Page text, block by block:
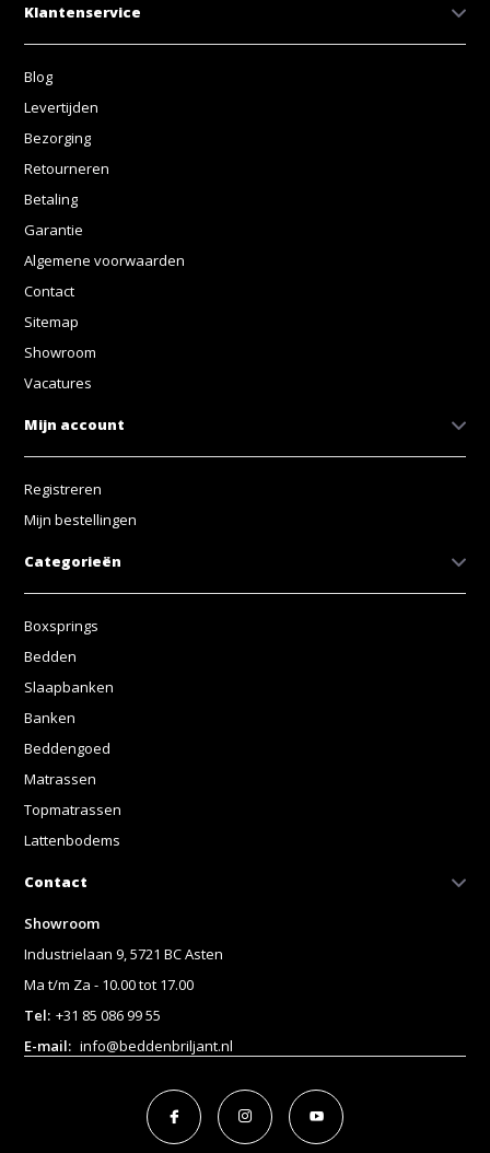
Klantenservice
Blog
Levertijden
Bezorging
Retourneren
Betaling
Garantie
Algemene voorwaarden
Contact
Sitemap
Showroom
Vacatures
Mijn account
Registreren
Mijn bestellingen
Categorieën
Boxsprings
Bedden
Slaapbanken
Banken
Beddengoed
Matrassen
Topmatrassen
Lattenbodems
Contact
Showroom
Industrielaan 9, 5721 BC Asten
Ma t/m Za - 10.00 tot 17.00
Tel: +31 85 086 99 55
E-mail: info@beddenbriljant.nl